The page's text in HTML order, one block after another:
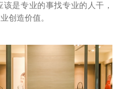
是专业的事找专业的人干，
创造价值。